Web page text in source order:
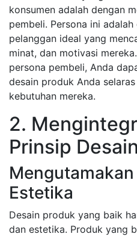
konsumen adalah dengan
pembeli. Persona ini
pelanggan ideal yang
minat, dan motivasi
persona pembeli, Anda
desain produk Anda
kebutuhan mereka.
2.
Prinsip
Estetika
Desain produk yang baik
dan estetika. Produk yang